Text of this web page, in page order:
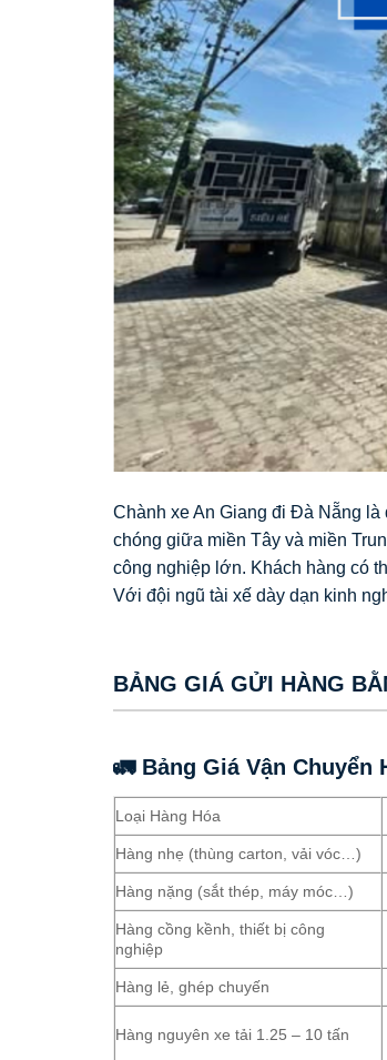
Chành xe An Giang đi Đà Nẵng là
chóng giữa miền Tây và miền
công nghiệp lớn. Khách hàng có
Với đội ngũ tài xế dày dạn kinh
BẢNG GIÁ GỬI HÀNG
🚛 Bảng Giá Vận Chuyển
Loại Hàng Hóa
Hàng nhẹ (thùng carton, vải vóc…)
Hàng nặng (sắt thép, máy móc…)
Hàng cồng kềnh, thiết bị công
nghiệp
Hàng lẻ, ghép chuyến
Hàng nguyên xe tải 1.25 – 10 tấn